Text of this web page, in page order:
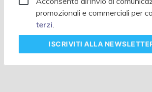
promozionali e commerciali per
terzi.
ISCRIVITIALLA